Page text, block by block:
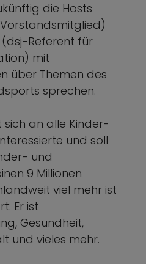
die Hosts
Referent für
mit
über Themen des
sprechen.
an alle Kinder-
und soll
und
9 Millionen
viel mehr ist
Er ist
Gesundheit,
und vieles mehr.